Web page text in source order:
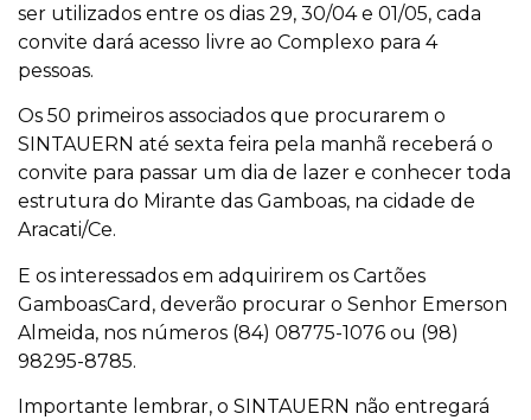
ser utilizados entre os dias 29, 30/04 e 01/05, cada
convite dará acesso livre ao Complexo para 4
pessoas.
Os 50 primeiros associados que procurarem o
SINTAUERN até sexta feira pela manhã receberá o
convite para passar um dia de lazer e conhecer toda
estrutura do Mirante das Gamboas, na cidade de
Aracati/Ce.
E os interessados em adquirirem os Cartões
GamboasCard, deverão procurar o Senhor Emerson
Almeida, nos números (84) 08775-1076 ou (98)
98295-8785.
Importante lembrar, o SINTAUERN não entregará